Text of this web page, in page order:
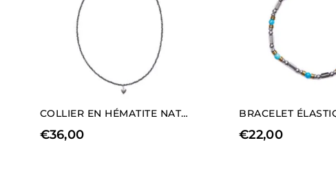
COLLIER EN HÉMATITE NATURELLE AVEC CHARM EN FORME DE CŒUR (LONGUEUR MOYENNE).
€36,00 €22,00